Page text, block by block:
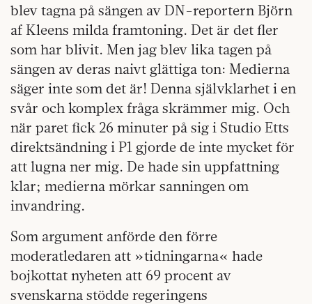
blev tagna på sängen av DN-reportern Björn
af Kleens milda framtoning. Det är det fler
som har blivit. Men jag blev lika tagen på
sängen av deras naivt glättiga ton: Medierna
säger inte som det är! Denna självklarhet i en
svår och komplex fråga skrämmer mig. Och
när paret fick 26 minuter på sig i Studio Etts
direktsändning i P1 gjorde de inte mycket för
att lugna ner mig. De hade sin uppfattning
klar; medierna mörkar sanningen om
invandring.
Som argument anförde den förre
moderatledaren att »tidningarna« hade
bojkottat nyheten att 69 procent av
svenskarna stödde regeringens